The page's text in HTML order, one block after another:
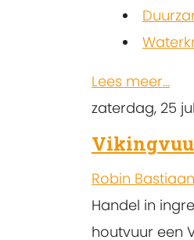
Lees meer...
zaterdag, 25
Robin Bastiaan
Handel in
houtvuur een